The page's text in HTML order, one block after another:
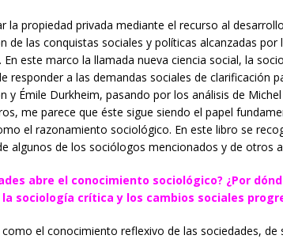
la propiedad privada mediante el recurso al
de las conquistas sociales y políticas alcanzadas por
En este marco la llamada nueva ciencia social, la
responder a las demandas sociales de clarificación
y Émile Durkheim, pasando por los análisis de
me parece que éste sigue siendo el papel
el razonamiento sociológico. En este libro se
algunos de los sociólogos mencionados y de otros
abre el conocimiento sociológico? ¿Por
sociología crítica y los cambios sociales
el conocimiento reflexivo de las sociedades, de